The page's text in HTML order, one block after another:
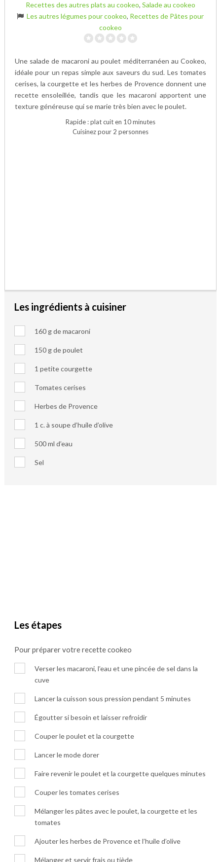
Recettes des autres plats au cookeo, Salade au cookeo
Les autres légumes pour cookeo, Recettes de Pâtes pour
cookeo
Une salade de macaroni au poulet méditerranéen au Cookeo,
idéale pour un repas simple aux saveurs du sud. Les tomates
cerises, la courgette et les herbes de Provence donnent une
recette ensoleillée, tandis que les macaroni apportent une
texture généreuse qui se marie très bien avec le poulet.
Rapide : plat cuit en 10 minutes
Cuisinez pour 2 personnes
Les ingrédients à cuisiner
160 g de macaroni
150 g de poulet
1 petite courgette
Tomates cerises
Herbes de Provence
1 c. à soupe d’huile d’olive
500 ml d’eau
Sel
Les étapes
Pour préparer votre recette cookeo
Verser les macaroni, l’eau et une pincée de sel dans la
cuve
Lancer la cuisson sous pression pendant 5 minutes
Égoutter si besoin et laisser refroidir
Couper le poulet et la courgette
Lancer le mode dorer
Faire revenir le poulet et la courgette quelques minutes
Couper les tomates cerises
Mélanger les pâtes avec le poulet, la courgette et les
tomates
Ajouter les herbes de Provence et l’huile d’olive
Mélanger et servir frais ou tiède